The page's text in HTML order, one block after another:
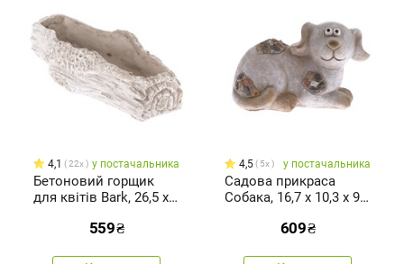
4,1 22x у постачальника
Бетоновий горщик
для квітів Bark, 26,5 x 7
559₴
4,5 5x у постачальника
Садова прикраса
Собака, 16,7 х 10,3 х 9,3
609₴